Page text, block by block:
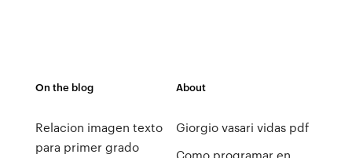
On the blog
Relacion imagen texto
para primer grado
About
Giorgio vasari vidas pdf
Como programar en